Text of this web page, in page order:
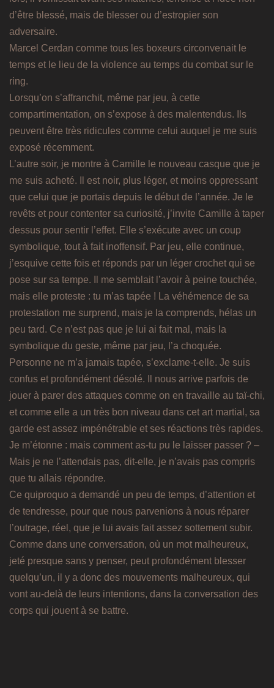
d’être blessé, mais de blesser ou d’estropier son
adversaire.
Marcel Cerdan comme tous les boxeurs circonvenait le
temps et le lieu de la violence au temps du combat sur le
ring.
Lorsqu’on s’affranchit, même par jeu, à cette
compartimentation, on s’expose à des malentendus. Ils
peuvent être très ridicules comme celui auquel je me suis
exposé récemment.
L’autre soir, je montre à Camille le nouveau casque que je
me suis acheté. Il est noir, plus léger, et moins oppressant
que celui que je portais depuis le début de l’année. Je le
revêts et pour contenter sa curiosité, j’invite Camille à taper
dessus pour sentir l’effet. Elle s’exécute avec un coup
symbolique, tout à fait inoffensif. Par jeu, elle continue,
j’esquive cette fois et réponds par un léger crochet qui se
pose sur sa tempe. Il me semblait l’avoir à peine touchée,
mais elle proteste : tu m’as tapée ! La véhémence de sa
protestation me surprend, mais je la comprends, hélas un
peu tard. Ce n’est pas que je lui ai fait mal, mais la
symbolique du geste, même par jeu, l’a choquée.
Personne ne m’a jamais tapée, s’exclame-t-elle. Je suis
confus et profondément désolé. Il nous arrive parfois de
jouer à parer des attaques comme on en travaille au taï-chi,
et comme elle a un très bon niveau dans cet art martial, sa
garde est assez impénétrable et ses réactions très rapides.
Je m’étonne : mais comment as-tu pu le laisser passer ? –
Mais je ne l’attendais pas, dit-elle, je n’avais pas compris
que tu allais répondre.
Ce quiproquo a demandé un peu de temps, d’attention et
de tendresse, pour que nous parvenions à nous réparer
l’outrage, réel, que je lui avais fait assez sottement subir.
Comme dans une conversation, où un mot malheureux,
jeté presque sans y penser, peut profondément blesser
quelqu’un, il y a donc des mouvements malheureux, qui
vont au-delà de leurs intentions, dans la conversation des
corps qui jouent à se battre.